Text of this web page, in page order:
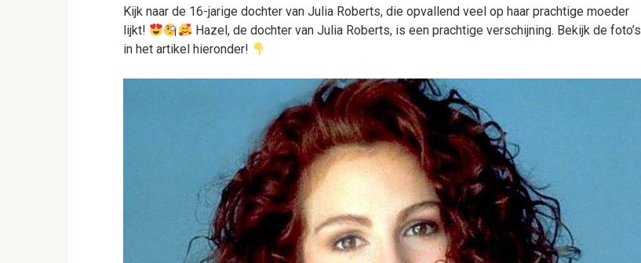
Kijk naar de 16-jarige dochter van Julia Roberts, die opvallend veel op haar prachtige moeder
lijkt!
Hazel, de dochter van Julia Roberts, is een prachtige verschijning. Bekijk de foto’s
in het artikel hieronder!